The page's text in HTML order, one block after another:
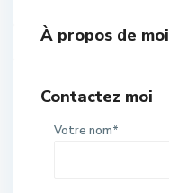
À propos de moi
Contactez moi
Votre nom*